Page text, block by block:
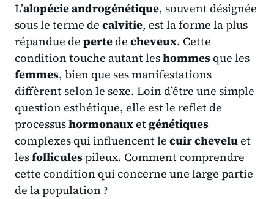
L’alopécie androgénétique, souvent désignée
sous le terme de calvitie, est la forme la plus
répandue de pertede cheveux. Cette
condition touche autant leshommesque les
femmes, bien que ses manifestations
diffèrent selon le sexe. Loin d’être une simple
question esthétique, elle est le reflet de
processushormonauxetgénétiques
complexes qui influencent le cuircheveluet
lesfolliculespileux. Comment comprendre
cette condition qui concerne une large partie
de la population ?